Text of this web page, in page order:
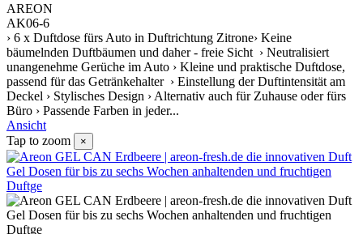
AREON
AK06-6
› 6 x Duftdose fürs Auto in Duftrichtung Zitrone› Keine
bäumelnden Duftbäumen und daher - freie Sicht › Neutralisiert
unangenehme Gerüche im Auto › Kleine und praktische Duftdose,
passend für das Getränkehalter › Einstellung der Duftintensität am
Deckel › Stylisches Design › Alternativ auch für Zuhause oder fürs
Büro › Passende Farben in jeder...
Ansicht
Tap to zoom
×